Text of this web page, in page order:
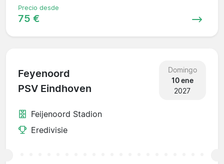
Precio desde
75 €
Feyenoord
PSV Eindhoven
Domingo
10 ene
2027
Feijenoord Stadion
Eredivisie